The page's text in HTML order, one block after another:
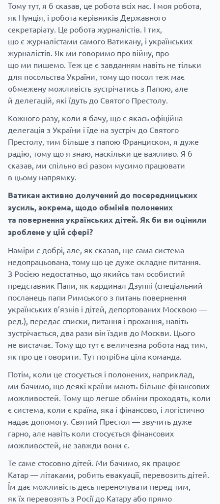
Тому тут, я б сказав, це робота всіх нас. І моя робота,
як Нунція, і робота керівників Державного
секретаріату. Це робота журналістів. І тих,
що є журналістами самого Ватикану, і українських
журналістів. Як ми говоримо про війну, про
що ми пишемо. Теж це є завданням навіть не тільки
для посольства України, тому що посол теж має
обмежену можливість зустрічатись з Папою, але
й делегацій, які їдуть до Святого Престолу.
Кожного разу, коли я бачу, що є якась офіційна
делегація з України і їде на зустріч до Святого
Престолу, тим більше з папою Франциском, я дуже
радію, тому що я знаю, наскільки це важливо. Я б
сказав, ми спільно всі разом мусимо працювати
в цьому напрямку.
Ватикан активно долучений до посередницьких
зусиль, зокрема, щодо обмінів полонених
та повернення українських дітей. Як би ви оцінили
зроблене у цій сфері?
Наміри є добрі, але, як сказав, ще сама система
недопрацьована, тому що це дуже складне питання.
З Росією недостатньо, що якийсь там особистий
представник Папи, як кардинал Дзуппі (спеціальний
посланець папи Римського з питань повернення
українських в’язнів і дітей, депортованих Москвою —
ред.), передає списки, питання і прохання, навіть
зустрічається, два рази він їздив до Москви. Цього
не вистачає. Тому що тут є величезна робота над тим,
як про це говорити. Тут потрібна ціла команда.
Потім, коли це стосується і полонених, наприклад,
ми бачимо, що деякі країни мають більше фінансових
можливостей. Тому що легше обміни проходять, коли
є система, коли є країна, яка і фінансово, і логістично
надає допомогу. Святий Престол — звучить дуже
гарно, але навіть коли стосується фінансових
можливостей, не завжди вони є.
Те саме стосовно дітей. Ми бачимо, як працює
Катар — літаками, робить евакуації, перевозить дітей.
Їм дає можливість десь переночувати перед тим,
як їх перевозять з Росії до Катару або прямо